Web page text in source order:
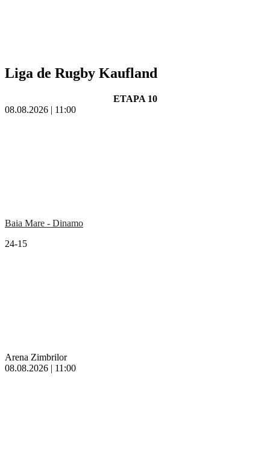
Liga de Rugby Kaufland
ETAPA 10
08.08.2026 | 11:00
Baia Mare - Dinamo
24-15
Arena Zimbrilor
08.08.2026 | 11:00